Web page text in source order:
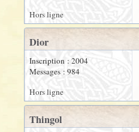
Hors ligne
Dior
Inscription : 2004
Messages : 984
Hors ligne
Thingol